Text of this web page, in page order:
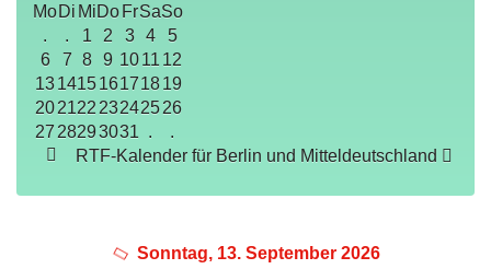
MoDi MiDo FrSaSo
.
. 1 2 3 4
5
6
7 8 9 1011 12
13141516171819
202122 23242526
27 28293031 .
.
RTF-Kalender für Berlin und Mitteldeutschland
Sonntag, 13. September 2026